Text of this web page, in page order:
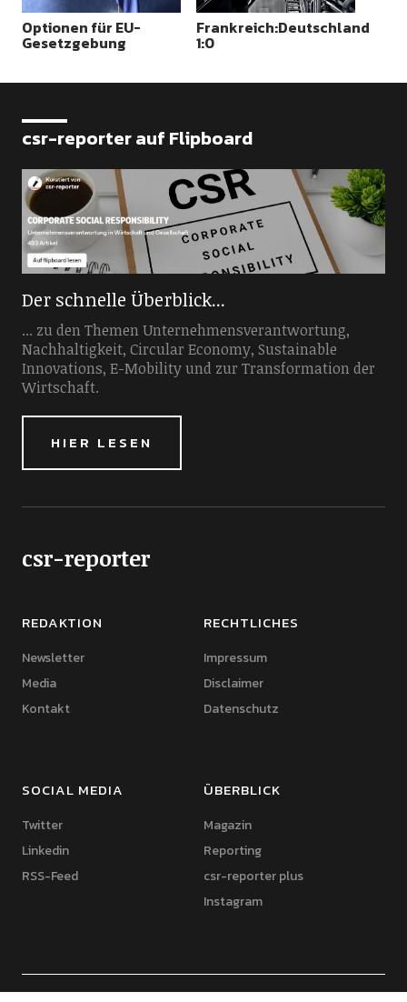
Optionen für EU-
Gesetzgebung
Frankreich:Deutschland
1:0
csr-reporter auf Flipboard
Der schnelle Überblick...
... zu den Themen Unternehmensverantwortung,
Nachhaltigkeit, Circular Economy, Sustainable
Innovations, E-Mobility und zur Transformation der
Wirtschaft.
HIER LESEN
csr-reporter
REDAKTION
Newsletter
Media
Kontakt
RECHTLICHES
Impressum
Disclaimer
Datenschutz
SOCIAL MEDIA
Twitter
Linkedin
RSS-Feed
ÜBERBLICK
Magazin
Reporting
csr-reporter plus
Instagram